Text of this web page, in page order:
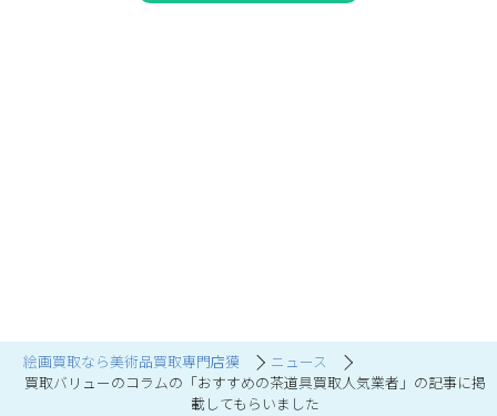
絵画買取なら美術品買取専門店獏
ニュース
買取バリューのコラムの「おすすめの茶道具買取人気業者」の記事に掲
載してもらいました